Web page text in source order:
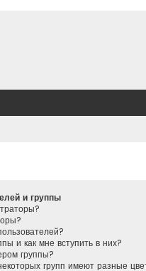
и группы
и как мне вступить в них?
группы?
групп имеют разные